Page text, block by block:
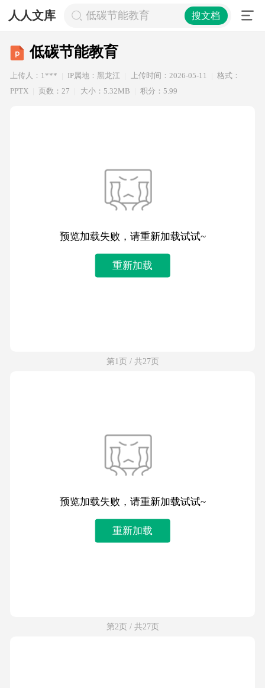
人人文库 低碳节能教育 搜文档
低碳节能教育
上传人：1*** IP属地：黑龙江 上传时间：2026-05-11
格式：
PPTX
页数：27 大小：5.32MB 积分：5.99
预览加载失败，请重新加载试试~
重新加载
第1页 / 共27页
预览加载失败，请重新加载试试~
重新加载
第2页 / 共27页